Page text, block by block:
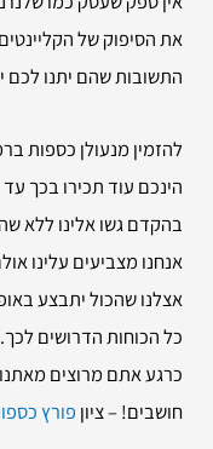
את הסיפוק של
התשובות שהם יתנו לכם
להזמין מנעולן כספות
הינכם עוד תכירו בכך
בהקדם גשו אלינו ללא
אנחנו מצביעים עלינו
אצלנו שהכול יתבצע
כל הכוחות הדרושים
כרגע אתם מרוצים
חושבים! – ציון פורץ